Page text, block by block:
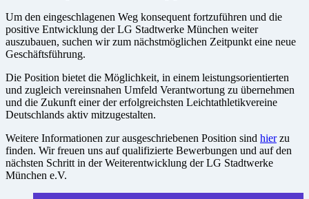
Um den eingeschlagenen Weg konsequent fortzuführen und die
positive Entwicklung der LG Stadtwerke München weiter
auszubauen, suchen wir zum nächstmöglichen Zeitpunkt eine neue
Geschäftsführung.
Die Position bietet die Möglichkeit, in einem leistungsorientierten
und zugleich vereinsnahen Umfeld Verantwortung zu übernehmen
und die Zukunft einer der erfolgreichsten Leichtathletikvereine
Deutschlands aktiv mitzugestalten.
Weitere Informationen zur ausgeschriebenen Position sind hierzu
finden. Wir freuen uns auf qualifizierte Bewerbungen und auf den
nächsten Schritt in der Weiterentwicklung der LG Stadtwerke
München e.V.